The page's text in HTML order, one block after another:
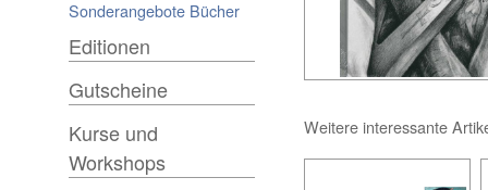
Sonderangebote Bücher
Editionen
Gutscheine
Kurse und
Workshops
Weitere interessante